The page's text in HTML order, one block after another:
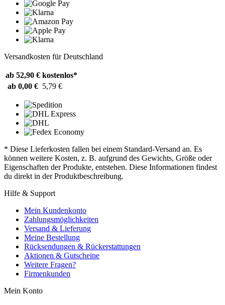
Versandkosten für Deutschland
ab 52,90 € kostenlos*
ab 0,00 € 5,79 €
* Diese Lieferkosten fallen bei einem Standard-Versand an. Es
können weitere Kosten, z. B. aufgrund des Gewichts, Größe oder
Eigenschaften der Produkte, entstehen. Diese Informationen findest
du direkt in der Produktbeschreibung.
Hilfe & Support
Mein Kundenkonto
Zahlungsmöglichkeiten
Versand & Lieferung
Meine Bestellung
Rücksendungen & Rückerstattungen
Aktionen & Gutscheine
Weitere Fragen?
Firmenkunden
Mein Konto